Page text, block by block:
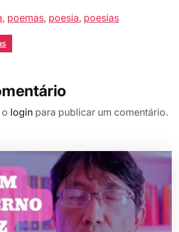
, poemas, poesia, poesias
login para publicar um comentário.